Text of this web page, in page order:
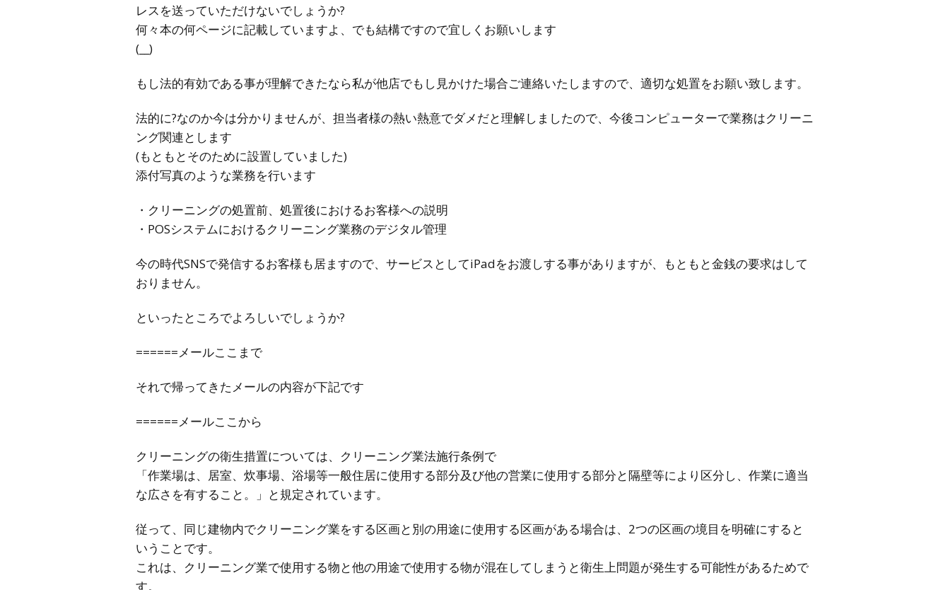
レスを送っていただけないでしょうか?
何々本の何ページに記載していますよ、でも結構ですので宜しくお願いします
(__)
もし法的有効である事が理解できたなら私が他店でもし見かけた場合ご連絡いたしますので、適切な処置をお願い致します。
法的に?なのか今は分かりませんが、担当者様の熱い熱意でダメだと理解しましたので、今後コンピューターで業務はクリーニ
ング関連とします
(もともとそのために設置していました)
添付写真のような業務を行います
・クリーニングの処置前、処置後におけるお客様への説明
・POSシステムにおけるクリーニング業務のデジタル管理
今の時代SNSで発信するお客様も居ますので、サービスとしてiPadをお渡しする事がありますが、もともと金銭の要求はして
おりません。
といったところでよろしいでしょうか?
======メールここまで
それで帰ってきたメールの内容が下記です
======メールここから
クリーニングの衛生措置については、クリーニング業法施行条例で
「作業場は、居室、炊事場、浴場等一般住居に使用する部分及び他の営業に使用する部分と隔壁等により区分し、作業に適当
な広さを有すること。」と規定されています。
従って、同じ建物内でクリーニング業をする区画と別の用途に使用する区画がある場合は、2つの区画の境目を明確にすると
いうことです。
これは、クリーニング業で使用する物と他の用途で使用する物が混在してしまうと衛生上問題が発生する可能性があるためで
す。